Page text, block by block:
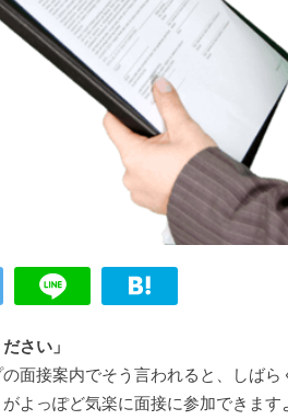
さい」
面接案内でそう言われると、しば
よっぽど気楽に面接に参加できます